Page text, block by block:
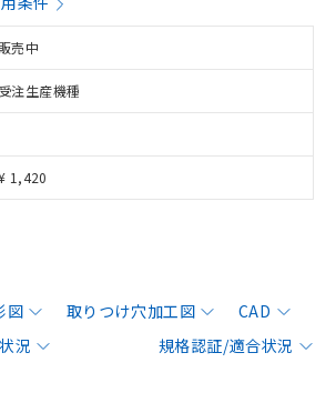
販売中
受注生産機種
1,420
図 取りつけ穴加工図
CAD
況
規格認証/適合状況